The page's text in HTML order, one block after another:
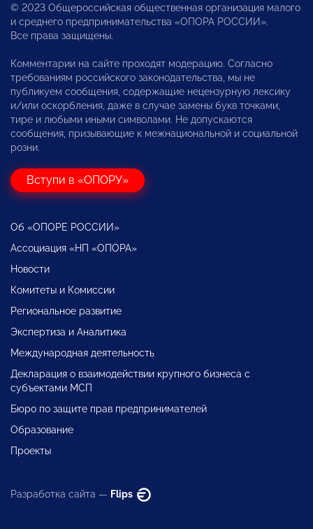
© 2023 Общероссийская общественная организация малого
и среднего предпринимательства «ОПОРА РОССИИ».
Все права защищены.
Комментарии на сайте проходят модерацию. Согласно
требованиям российского законодательства, мы не
публикуем сообщения, содержащие нецензурную лексику
и/или оскорбления, даже в случае замены букв точками,
тире и любыми иными символами. Не допускаются
сообщения, призывающие к межнациональной и социальной
розни.
Вступи в «ОПОРУ»
Об «ОПОРЕ РОССИИ»
Ассоциация «НП «ОПОРА»
Новости
Комитеты и Комиссии
Региональное развитие
Экспертиза и Аналитика
Международная деятельность
Декларация о взаимодействии крупного бизнеса с
субъектами МСП
Бюро по защите прав предпринимателей
Образование
Проекты
Разработка сайта — Flips